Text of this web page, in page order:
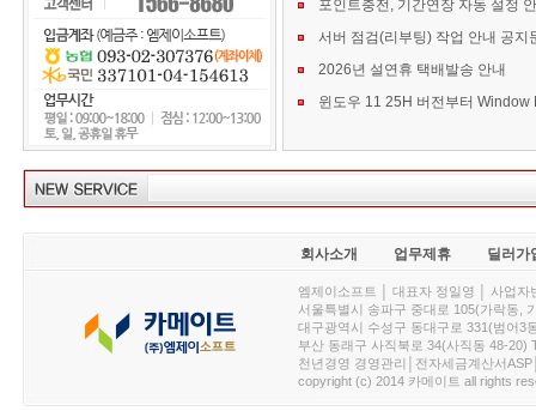
포인트충전, 기간연장 자동 설정
서버 점검(리부팅) 작업 안내 공지
2026년 설연휴 택배발송 안내
회사소개 업무제휴 딜러가
엠제이소프트 │ 대표자 정일영 │ 사업
서울특별시 송파구 중대로 105(가락동,
대구광역시 수성구 동대구로 331(범어3
부산 동래구 사직북로 34(사직동 48-20)
천년경영 경영관리│전자세금계산서
copyright (c) 2014 카메이트 all rights